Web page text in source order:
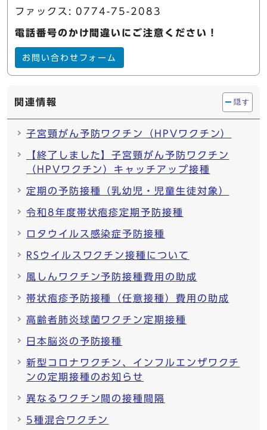
ファックス: 0774-75-2083
電話番号のかけ間違いにご注意ください！
お問い合わせフォーム
関連情報 隠す
子宮頸がん予防ワクチン（HPVワクチン）
【終了しました】子宮頸がん予防ワクチン
（HPVワクチン）キャッチアップ接種
定期の予防接種（乳幼児・児童生徒対象）
令和8年度帯状疱疹定期予防接種
ロタウイルス感染症予防接種
RSウイルスワクチン接種について
風しんワクチン予防接種費用の助成
帯状疱疹予防接種（任意接種）費用の助成
高齢者肺炎球菌ワクチン定期接種
日本脳炎の予防接種
新型コロナワクチン、インフルエンザワクチ
ンの定期接種のお知らせ
異なるワクチン間の接種間隔
5種混合ワクチン